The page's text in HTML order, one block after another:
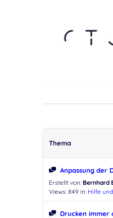
Thema
Anpassung der
Erstellt von: Bernhard
Views: 849 in: Hilfe
Drucken immer